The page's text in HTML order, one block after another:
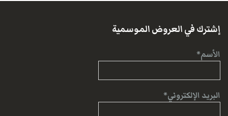
إشترك في العروض الموسمية
الأسم*
البريد الإلكتروني*